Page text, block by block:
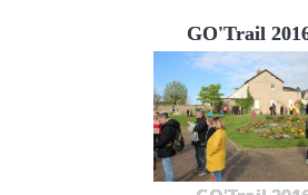
GO'Trail